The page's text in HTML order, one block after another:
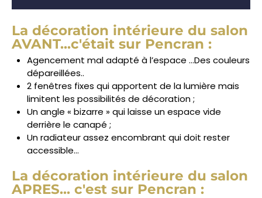
La décoration intérieure du salon
AVANT...c'était sur Pencran :
Agencement mal adapté à l’espace …Des couleurs
dépareillées..
2 fenêtres fixes qui apportent de la lumière mais
limitent les possibilités de décoration ;
Un angle « bizarre » qui laisse un espace vide
derrière le canapé ;
Un radiateur assez encombrant qui doit rester
accessible…
La décoration intérieure du salon
APRES... c'est sur Pencran :